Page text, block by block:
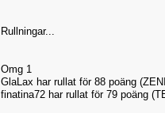
Rullningar...
Omg 1
GlaLax har rullat för 88 poäng
finatina72 har rullat för 79 poäng